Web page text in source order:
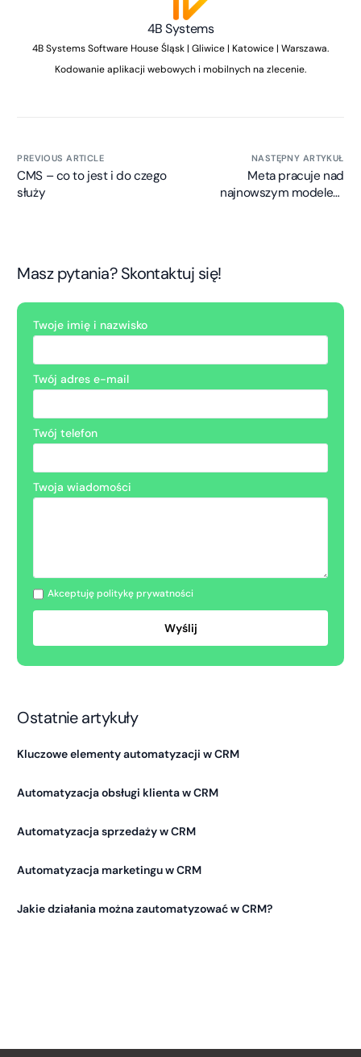
4B Systems
4B Systems Software House Śląsk | Gliwice | Katowice | Warszawa.
Kodowanie aplikacji webowych i mobilnych na zlecenie.
PREVIOUS ARTICLE
CMS – co to jest i do czego
służy
NASTĘPNY ARTYKUŁ
Meta pracuje nad
najnowszym modelem
Masz pytania? Skontaktuj się!
Twoje imię i nazwisko
Twój adres e-mail
Twój telefon
Twoja wiadomości
Akceptuję politykę prywatności
Ostatnie artykuły
Kluczowe elementy automatyzacji w CRM
Automatyzacja obsługi klienta w CRM
Automatyzacja sprzedaży w CRM
Automatyzacja marketingu w CRM
Jakie działania można zautomatyzować w CRM?